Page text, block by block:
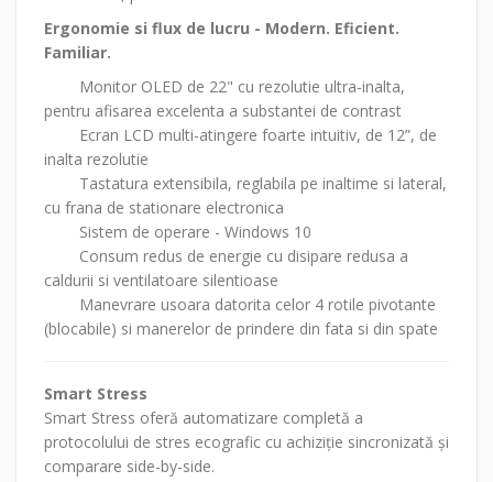
Ergonomie si flux de lucru - Modern. Eficient.
Familiar.
Monitor OLED de 22" cu rezolutie ultra-inalta,
pentru afisarea excelenta a substantei de contrast
Ecran LCD multi-atingere foarte intuitiv, de 12”, de
inalta rezolutie
Tastatura extensibila, reglabila pe inaltime si lateral,
cu frana de stationare electronica
Sistem de operare - Windows 10
Consum redus de energie cu disipare redusa a
caldurii si ventilatoare silentioase
Manevrare usoara datorita celor 4 rotile pivotante
(blocabile) si manerelor de prindere din fata si din spate
Smart Stress
Smart Stress oferă automatizare completă a
protocolului de stres ecografic cu achiziție sincronizată și
comparare side-by-side.